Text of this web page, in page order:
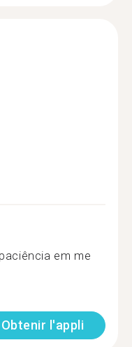
em me
Obtenir l'appli